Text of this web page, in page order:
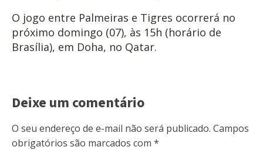
O jogo entre Palmeiras e Tigres ocorrerá no
próximo domingo (07), às 15h (horário de
Brasília), em Doha, no Qatar.
Deixe um comentário
O seu endereço de e-mail não será publicado. Campos
obrigatórios são marcados com *